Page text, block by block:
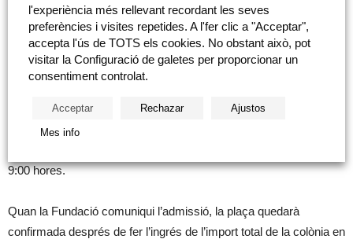
Al segon germà: 10%
Al tercer germà o més: 15%
Enviant el formulari del web: https://castellon-en-ruta-
9:00 hores.
Quan la Fundació comuniqui l’admissió, la plaça quedarà
confirmada després de fer l’ingrés de l’import total de la colònia en
l'experiència més rellevant recordant les seves
preferències i visites repetides. A l'fer clic a "Acceptar",
accepta l'ús de TOTS els cookies. No obstant això, pot
visitar la Configuració de galetes per proporcionar un
consentiment controlat.
Acceptar Rechazar Ajustos
Mes info